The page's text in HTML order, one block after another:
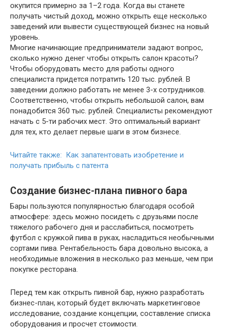
окупится примерно за 1–2 года. Когда вы станете
получать чистый доход, можно открыть еще несколько
заведений или вывести существующей бизнес на новый
уровень.
Многие начинающие предприниматели задают вопрос,
сколько нужно денег чтобы открыть салон красоты?
Чтобы оборудовать место для работы одного
специалиста придется потратить 120 тыс. рублей. В
заведении должно работать не менее 3-х сотрудников.
Соответственно, чтобы открыть небольшой салон, вам
понадобится 360 тыс. рублей. Специалисты рекомендуют
начать с 5-ти рабочих мест. Это оптимальный вариант
для тех, кто делает первые шаги в этом бизнесе.
Читайте также: Как запатентовать изобретение и
получать прибыль с патента
Создание бизнес-плана пивного бара
Бары пользуются популярностью благодаря особой
атмосфере: здесь можно посидеть с друзьями после
тяжелого рабочего дня и расслабиться, посмотреть
футбол с кружкой пива в руках, насладиться необычными
сортами пива. Рентабельность бара довольно высока, а
необходимые вложения в несколько раз меньше, чем при
покупке ресторана.
Перед тем как открыть пивной бар, нужно разработать
бизнес-план, который будет включать маркетинговое
исследование, создание концепции, составление списка
оборудования и просчет стоимости.